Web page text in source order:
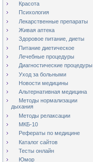
Красота
Психология
Лекарственные препараты
Живая аптека
Здоровое питание, диеты
Питание диетическое
Лечебные процедуры
Диагностические процедуры
Уход за больными
Новости медицины
Альтернативная медицина
Методы нормализации
дыхания
Методы релаксации
МКБ-10
Рефераты по медицине
Каталог сайтов
Тесты онлайн
Юмор